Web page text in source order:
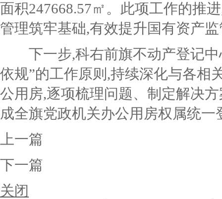
面积247668.57㎡。此项工作的推
管理筑牢基础,有效提升国有资产
下一步,科右前旗不动产登记
依规”的工作原则,持续深化与各相
公用房,逐项梳理问题、制定解决
成全旗党政机关办公用房权属统一
上一篇
下一篇
关闭